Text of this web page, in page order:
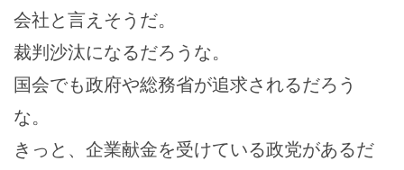
会社と言えそうだ。
裁判沙汰になるだろうな。
国会でも政府や総務省が追求されるだろう
な。
きっと、企業献金を受けている政党があるだ